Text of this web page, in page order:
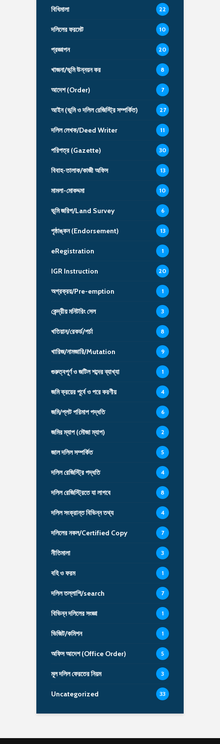
বিধিমালা 22
দলিলের ফরমেট 10
প্রজ্ঞাপন 20
খাজনা/ভূমি উন্নয়ন কর 8
আদেশ (Order) 7
আইন (ভূমি ও দলিল রেজিস্ট্রি সম্পর্কিত) 27
দলিল লেখক/Deed Writer 11
পরিপত্র (Gazette) 30
বিবাহ-তালাক/কাজী অফিস 13
মামলা-মোকদ্দমা 10
ভূমি জরিপ/Land Survey 6
পৃষ্ঠাঙ্কন (Endorsement) 13
eRegistration 1
IGR Instruction 20
অগ্রক্রয়/Pre-emption 1
কেন্দ্রীয় মনিটরিং সেল 3
খতিয়ান/রেকর্ড/পর্চা 8
খারিজ/নামজারি/Mutation 9
গুরুত্বপূর্ণ ও জটিল শব্দের ব্যাখ্যা 1
জমি ক্রয়ের পূর্বে ও পরে করণীয় 4
জমি/প্লট পরিমাপ পদ্ধতি 6
জমির ম্যাপ (মৌজা ম্যাপ) 2
জাল দলিল সম্পর্কিত 5
দলিল রেজিস্ট্রি পদ্ধতি 4
দলিল রেজিস্ট্রিতে যা লাগবে 8
দলিল সংক্রান্ত বিভিন্ন তথ্য 4
দলিলের নকল/Certified Copy 7
নীতিমালা 3
বহি ও ফরম 1
দলিল তল্লাশি/search 7
বিভিন্ন দলিলের সংজ্ঞা 1
ভিজিট/কমিশন 1
অফিস আদেশ (Office Order) 5
মূল দলিল ফেরতের নিয়ম 3
Uncategorized 33